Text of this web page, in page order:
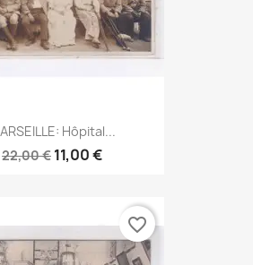
Hôpital...
22,00 € 11,00 €
favorite_border